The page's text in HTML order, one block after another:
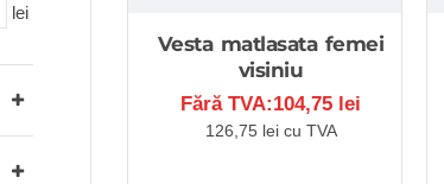
lei
Vesta matlasata femei
visiniu
Fără TVA:104,75 lei
126,75 lei cu TVA